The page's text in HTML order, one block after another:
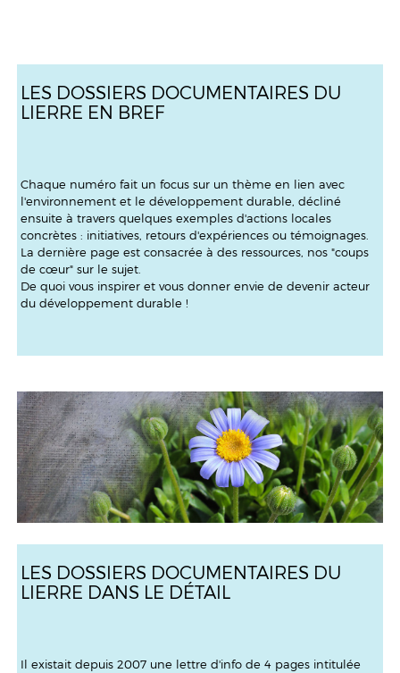
LES DOSSIERS DOCUMENTAIRES DU
LIERRE EN BREF
Chaque numéro fait un focus sur un thème en lien avec
l'environnement et le développement durable, décliné
ensuite à travers quelques exemples d'actions locales
concrètes : initiatives, retours d'expériences ou témoignages.
La dernière page est consacrée à des ressources, nos "coups
de cœur" sur le sujet.
De quoi vous inspirer et vous donner envie de devenir acteur
du développement durable !
LES DOSSIERS DOCUMENTAIRES DU
LIERRE DANS LE DÉTAIL
Il existait depuis 2007 une lettre d'info de 4 pages intitulée